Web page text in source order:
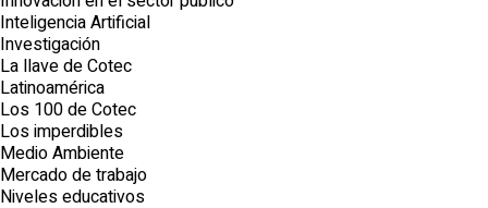
Inteligencia Artificial
Investigación
La llave de Cotec
Latinoamérica
Los 100 de Cotec
Los imperdibles
Medio Ambiente
Mercado de trabajo
Niveles educativos